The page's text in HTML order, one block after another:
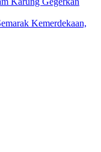
Kemerdekaan,